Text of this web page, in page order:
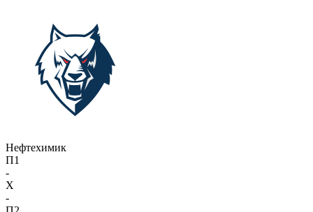
Нефтехимик
П1
-
X
-